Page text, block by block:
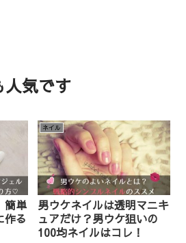
人気です
簡単
作る
ネイル
男ウケネイルは透明マニキ
ュアだけ？男ウケ狙いの
100均ネイルはコレ！